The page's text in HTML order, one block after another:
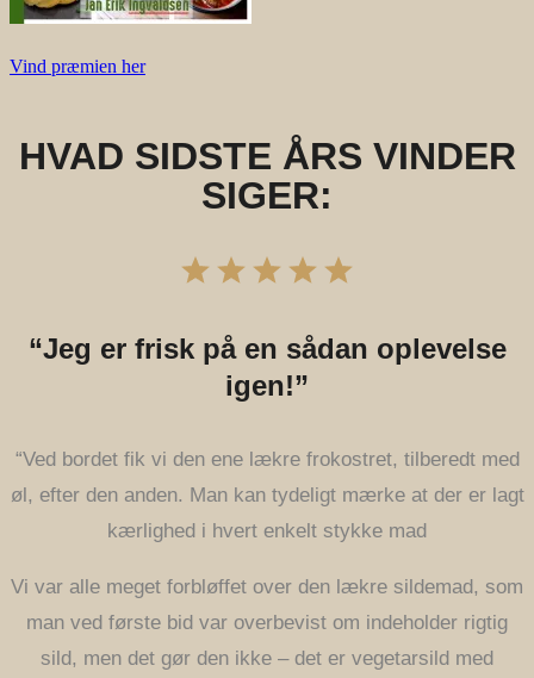
Vind præmien her
HVAD SIDSTE ÅRS VINDER
SIGER:
“Jeg er frisk på en sådan oplevelse
igen!”
“Ved bordet fik vi den ene lækre frokostret, tilberedt med
øl, efter den anden. Man kan tydeligt mærke at der er lagt
kærlighed i hvert enkelt stykke mad
Vi var alle meget forbløffet over den lækre sildemad, som
man ved første bid var overbevist om indeholder rigtig
sild, men det gør den ikke – det er vegetarsild med